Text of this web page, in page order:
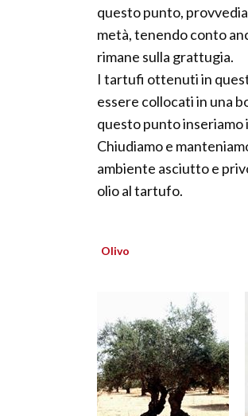
questo punto,
metà, tenendo conto
rimane sulla grattugia.
I tartufi ottenuti in
essere collocati in una
questo punto inseriamo
Chiudiamo e
ambiente asciutto e
olio al tartufo.
Olivo